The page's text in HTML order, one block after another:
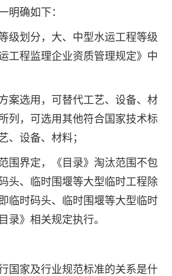
明确如下：
级划分，大、中型水运工程等级
工程监理企业资质管理规定》中
案选用，可替代工艺、设备、材
列，可选用其他符合国家技术标
、设备、材料；
围界定，《目录》淘汰范围不包
头、临时围堰等大型临时工程除
临时码头、临时围堰等大型临时
录》相关规定执行。
国家及行业规范标准的关系是什